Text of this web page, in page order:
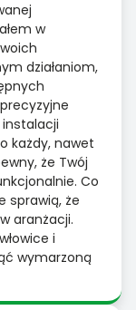
w
działaniom,
każdy, nawet
że Twój
Co
sprawią, że
aranżacji.
i
wymarzoną